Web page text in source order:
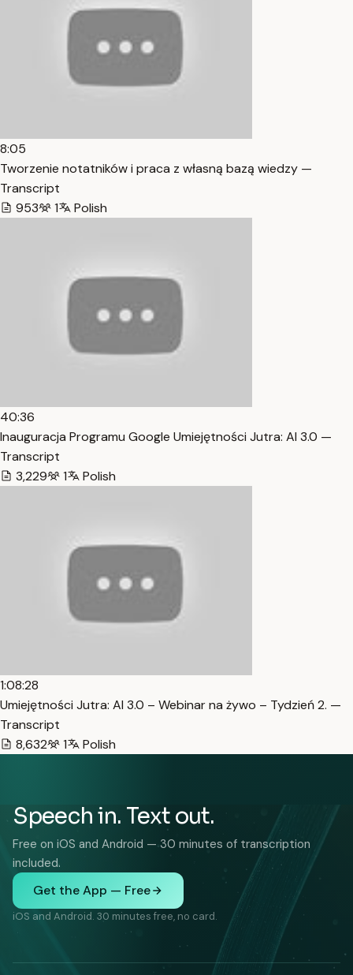
8:05
Tworzenie notatników i praca z własną bazą wiedzy —
Transcript
953
1 Polish
40:36
Inauguracja Programu Google Umiejętności Jutra: AI 3.0 —
Transcript
3,229
1 Polish
1:08:28
Umiejętności Jutra: AI 3.0 – Webinar na żywo – Tydzień 2. —
Transcript
8,632
1 Polish
Speech in. Text out.
Free on iOS and Android — 30 minutes of transcription
included.
Get the App — Free
iOS and Android. 30 minutes free, no card.